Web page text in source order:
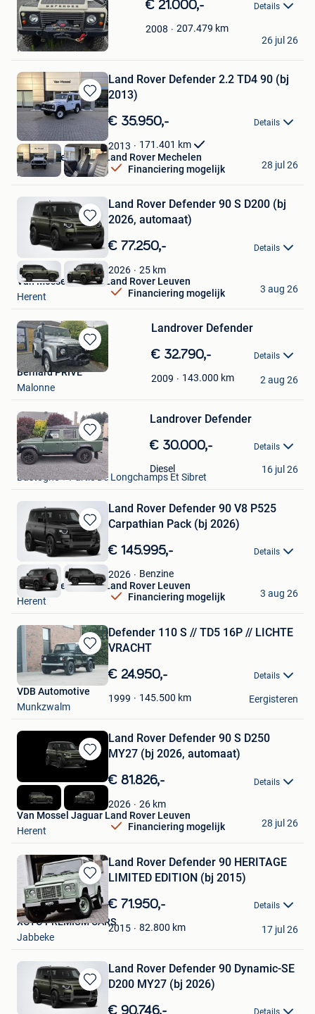
Bewaren
in
Mijn
Favorieten
€ 21.000,- Details
2008 207.479 km
Geert Denutte
Kuurne
26 jul 26
Bewaren
in
Mijn
Favorieten
Land Rover Defender 2.2 TD4 90 (bj
2013)
€ 35.950,- Details
2013 171.401 km
Financiering mogelijk
Van Mossel Jaguar Land Rover Mechelen
Mechelen
28 jul 26
Bewaren
in
Mijn
Favorieten
Land Rover Defender 90 S D200 (bj
2026, automaat)
€ 77.250,- Details
2026 25 km
Financiering mogelijk
Van Mossel Jaguar Land Rover Leuven
Herent
3 aug 26
Bewaren
in
Mijn
Landrover Defender
€ 32.790,- Details
2009 143.000 km
Bernard PRIVE
Malonne
2 aug 26
Bewaren
in
Mijn
Favorieten
Landrover Defender
€ 30.000,- Details
Diesel
Lecompte
Bastogne + Partie De Longchamps Et Sibret
16 jul 26
Bewaren
in
Mijn
Favorieten
Land Rover Defender 90 V8 P525
Carpathian Pack (bj 2026)
€ 145.995,- Details
2026 Benzine
Financiering mogelijk
Van Mossel Jaguar Land Rover Leuven
Herent
3 aug 26
Bewaren
in
Favorieten
Defender 110 S // TD5 16P // LICHTE
VRACHT
€ 24.950,- Details
1999 145.500 km
VDB Automotive
Munkzwalm
Eergisteren
Bewaren
Mijn
Favorieten
Land Rover Defender 90 S D250
MY27 (bj 2026, automaat)
€ 81.826,- Details
2026 26 km
Financiering mogelijk
Van Mossel Jaguar Land Rover Leuven
Herent
28 jul 26
Bewaren
in
Mijn
Favorieten
Land Rover Defender 90 HERITAGE
LIMITED EDITION (bj 2015)
€ 71.950,- Details
2015 82.800 km
XOTO PREMIUM CARS
Jabbeke
17 jul 26
Bewaren
in
Land Rover Defender 90 Dynamic-SE
D200 MY27 (bj 2026)
€ 90.746,- Details